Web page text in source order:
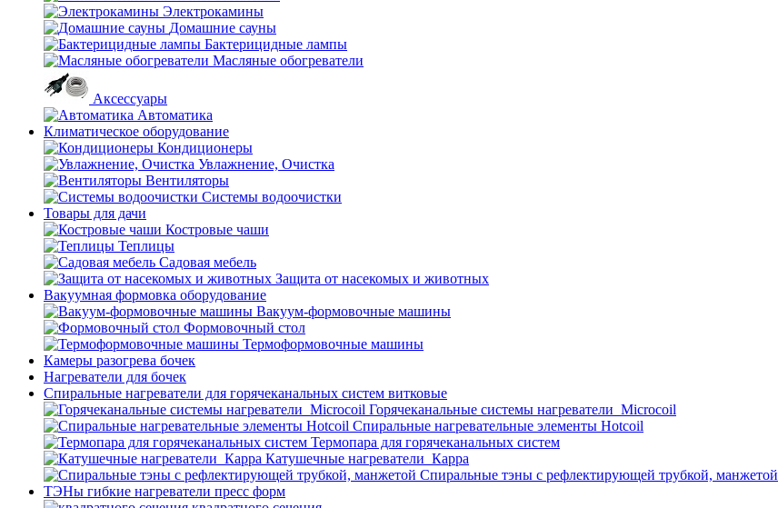
Электрокамины
Домашние сауны
Бактерицидные лампы
Масляные обогреватели
Аксессуары
Автоматика
Климатическое оборудование
Кондиционеры
Увлажнение, Очистка
Вентиляторы
Системы водоочистки
Товары для дачи
Костровые чаши
Теплицы
Садовая мебель
Защита от насекомых и животных
Вакуумная формовка оборудование
Вакуум-формовочные машины
Формовочный стол
Термоформовочные машины
Камеры разогрева бочек
Нагреватели для бочек
Спиральные нагреватели для горячеканальных систем витковые
Горячеканальные системы нагреватели_Microcoil
Спиральные нагревательные элементы Hotcoil
Термопара для горячеканальных систем
Катушечные нагреватели_Карра
Спиральные тэны с рефлектирующей трубкой, манжетой
ТЭНы гибкие нагреватели пресс форм